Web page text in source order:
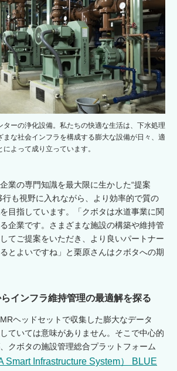
ターの浄化設備。私たちの快適な生活は、下水処理
まな社会インフラを構成する膨大な設備が日々、適
よって成り立っています。
業の専門知識を最大限に生かした“提案
行も視野に入れながら、より効率的で質の
目指しています。「クボタは水道事業に関
企業です。さまざまな施設の構築や維持管
てご提案をいただき、より良いパートナー
とよいですね」と栗原さんはクボタへの期
インフラ維持管理の最適解を探る
ヘッドセットで収集した膨大なデータ
ていては意味がありません。そこで中心的
クボタの施設管理総合プラットフォーム
Smart Infrastructure System） BLUE